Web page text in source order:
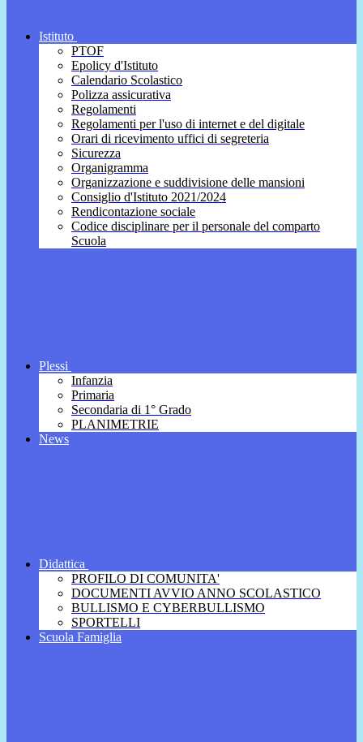
Istituto
PTOF
Epolicy d'Istituto
Calendario Scolastico
Polizza assicurativa
Regolamenti
Regolamenti per l'uso di internet e del digitale
Orari di ricevimento uffici di segreteria
Sicurezza
Organigramma
Organizzazione e suddivisione delle mansioni
Consiglio d'Istituto 2021/2024
Rendicontazione sociale
Codice disciplinare per il personale del comparto
Scuola
Plessi
Infanzia
Primaria
Secondaria di 1° Grado
PLANIMETRIE
News
Didattica
PROFILO DI COMUNITA'
DOCUMENTI AVVIO ANNO SCOLASTICO
BULLISMO E CYBERBULLISMO
SPORTELLI
Scuola Famiglia